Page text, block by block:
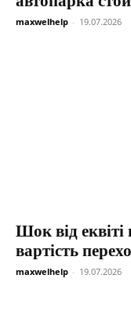
maxwelhelp - 19.07.2026
Шок від
вартість
maxwelhelp - 19.07.2026